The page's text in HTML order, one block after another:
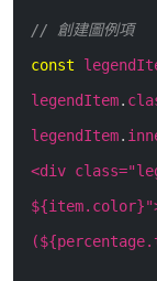
// 創建圖例項
const
legendItem.
legendItem.
<div